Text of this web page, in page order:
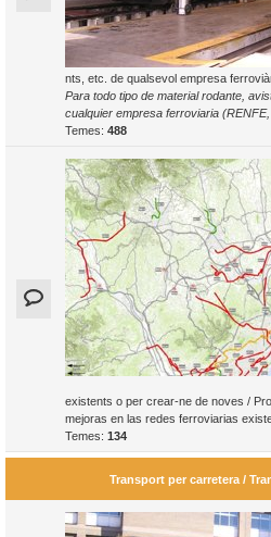
nts, etc. de qualsevol empresa
Para todo tipo de material rodante,
cualquier empresa ferroviaria
Temes: 488
existents o per crear-ne de noves /
mejoras en las redes ferroviarias
Temes: 134
Transport per carretera /